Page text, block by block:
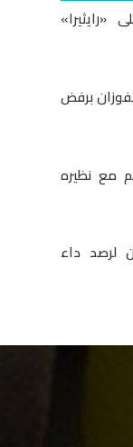
«رايثيرا»
برفض
مع نظيره
لرصد داء